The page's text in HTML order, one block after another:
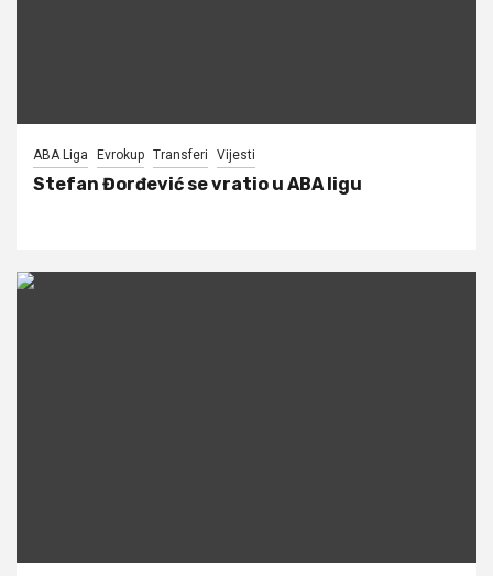
ABA Liga Evrokup Transferi Vijesti
Stefan Đorđević se vratio u ABA ligu